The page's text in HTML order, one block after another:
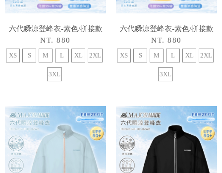
六代瞬涼登峰衣-素色/拼接款
NT. 880
XS S M L XL 2XL
3XL
六代瞬涼登峰衣-素色/拼接款
NT. 880
XS S M L XL 2XL
3XL